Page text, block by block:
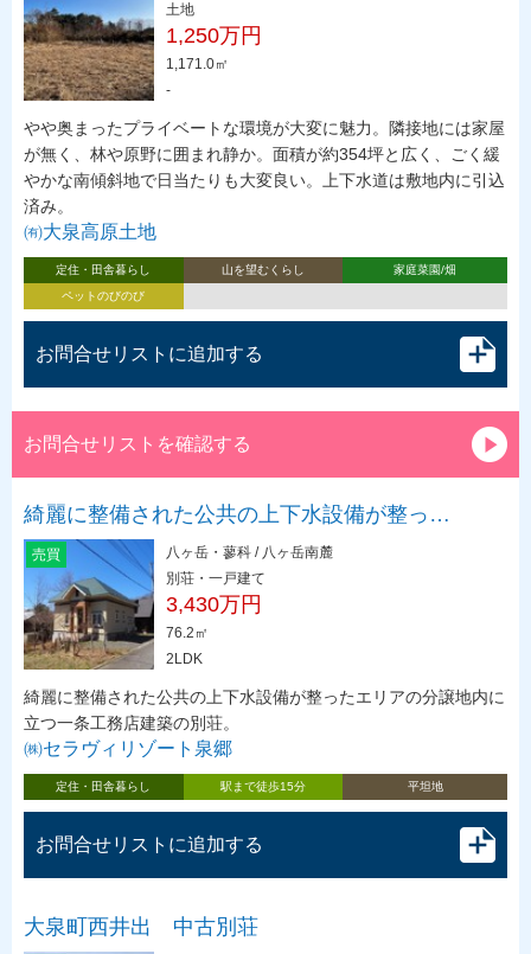
土地
1,250万円
1,171.0㎡
-
やや奥まったプライベートな環境が大変に魅力。隣接地には家屋
が無く、林や原野に囲まれ静か。面積が約354坪と広く、ごく緩
やかな南傾斜地で日当たりも大変良い。上下水道は敷地内に引込
済み。
㈲大泉高原土地
定住・田舎暮らし 山を望むくらし
家庭菜園/畑
ペットのびのび
お問合せリストに追加する
お問合せリストを確認する
綺麗に整備された公共の上下水設備が整っ…
売買
八ヶ岳・蓼科 / 八ヶ岳南麓
別荘・一戸建て
3,430万円
76.2㎡
2LDK
綺麗に整備された公共の上下水設備が整ったエリアの分譲地内に
立つ一条工務店建築の別荘。
㈱セラヴィリゾート泉郷
定住・田舎暮らし 駅まで徒歩15分 平坦地
お問合せリストに追加する
大泉町西井出 中古別荘